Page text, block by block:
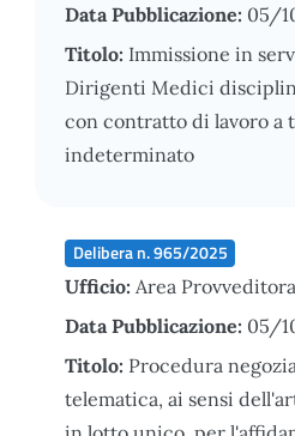
Data Pubblicazione: 05/
Titolo: Immissione in
Dirigenti Medici
con contratto di lavoro a
indeterminato
Delibera n. 965/2025
Ufficio: Area
Data Pubblicazione: 05/
Titolo: Procedura
telematica, ai sensi